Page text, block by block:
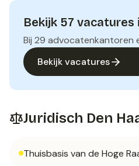
Bekijk 57 vacatures
Bij 29 advocatenkantoren
Bekijk vacatures
Juridisch Den
Thuisbasis van de Hoge